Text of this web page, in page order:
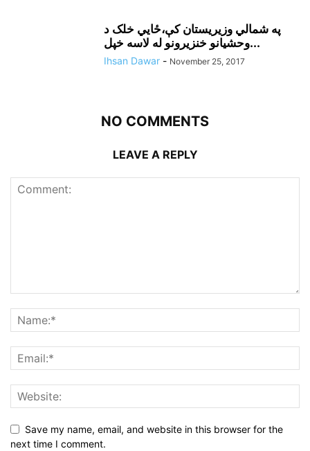
په شمالي وزيريستان کې،ځايي خلک د
وحشيانو خنزيرونو له لاسه خپل...
Ihsan Dawar - November 25, 2017
NO COMMENTS
LEAVE A REPLY
Save my name, email, and website in this browser for the
next time I comment.